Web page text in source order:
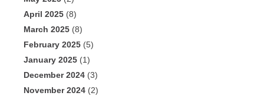
April 2025 (8)
March 2025 (8)
February 2025 (5)
January 2025 (1)
December 2024 (3)
November 2024 (2)